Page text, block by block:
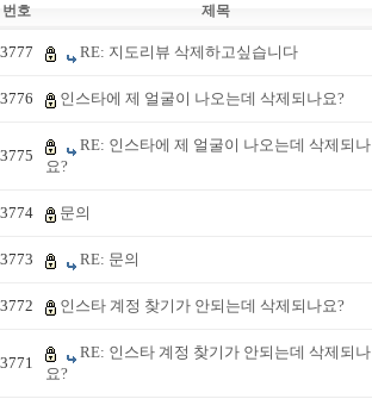
번호 제목
3777 RE: 지도리뷰 삭제하고싶습니다
3776
인스타에 제 얼굴이 나오는데 삭제되나요?
3775
RE: 인스타에 제 얼굴이 나오는데 삭제되나
요?
3774 문의
3773
RE: 문의
3772
인스타 계정 찾기가 안되는데 삭제되나요?
3771
RE: 인스타 계정 찾기가 안되는데 삭제되나
요?